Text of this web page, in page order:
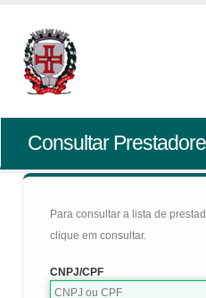
Consultar
Para consultar a lista de
clique em consultar.
CNPJ/CPF